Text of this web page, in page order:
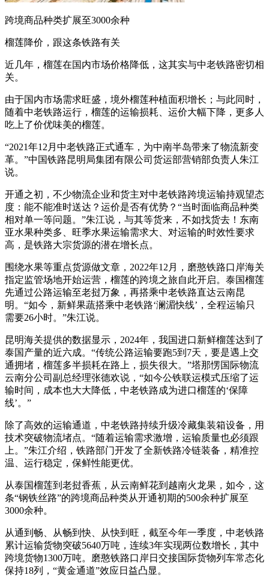
跨境商品种类扩展至3000余种
榴莲降价，跟这条铁路有关
近几年，榴莲在国内市场价格降低，这其实与中老铁路密切相
关。
由于国内市场需求旺盛，境外榴莲种植面积增长；与此同时，
随着中老铁路运行，榴莲的运输损耗、运价大幅下降，更多人
吃上了价优味美的榴莲。
“2021年12月中老铁路正式通车，为中南半岛带来了物流新变
革。”中国铁路昆明局集团有限公司货运部营销部负责人朱江
说。
开通之初，不少物流企业和货主对中老铁路跨境运输持观望态
度：能不能准时送达？运价是否有优势？“当时面临商品种类
相对单一等问题。”朱江说，与其等货来，不如找货去！东南
亚水果种类多、旺季水果运输需求大、对运输的时效性要求
高，是铁路大宗货源的潜在增长点。
围绕水果等重点货源做文章，2022年12月，磨憨铁路口岸海关
指定监管场地开始运营，榴莲的跨境之旅自此开启。泰国榴莲
先通过公路运输至老挝万象，再搭乘中老铁路直达云南昆
明。“如今，新鲜果蔬搭乘中老铁路‘澜湄快线’，全程运输只
需要26小时。”朱江说。
昆明海关提供的数据显示，2024年，我国进口新鲜榴莲达到了
泰国产量的近六成。“传统公路运输要跑5到7天，要是遇上交
通拥堵，榴莲多半损耗在路上，损失很大。”塔那愣国际物流
云南分公司副总经理张德欢说，“如今公铁联运模式压缩了运
输时间，成本也大大降低，中老铁路成为进口榴莲的‘保障
线’。”
除了高效的运输通道，中老铁路持续升级冷藏集装箱设备，用
技术突破物流堵点。“随着运输需求激增，运输质量也必须跟
上。”朱江介绍，铁路部门开发了全新铁路冷链装备，精准控
温、运行稳定，保鲜性能更优。
从泰国榴莲到老挝香蕉，从云南鲜花到越南火龙果，如今，这
条“钢铁丝路”的跨境商品种类从开通初期的500余种扩展至
3000余种。
从通到畅、从畅到快、从快到旺，截至今年一季度，中老铁路
累计运输货物突破5640万吨，连续3年实现两位数增长，其中
跨境货物1300万吨。磨憨铁路口岸日交接国际货物列车常态化
保持18列，“黄金通道”效应日益凸显。